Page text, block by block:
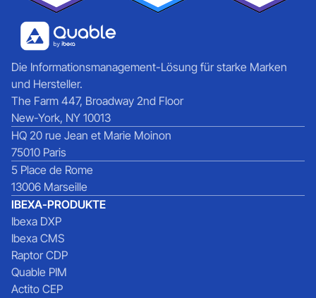
Die Informationsmanagement-Lösung für starke Marken
und Hersteller.
The Farm 447, Broadway 2nd Floor
New-York, NY 10013
HQ 20 rue Jean et Marie Moinon
75010 Paris
5 Place de Rome
13006 Marseille
IBEXA-PRODUKTE
Ibexa DXP
Ibexa CMS
Raptor CDP
Quable PIM
Actito CEP